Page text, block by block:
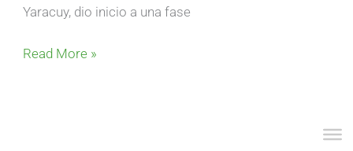
Yaracuy, dio inicio a una fase
Read More »